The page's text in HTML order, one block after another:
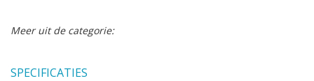
Meer uit de categorie:
SPECIFICATIES